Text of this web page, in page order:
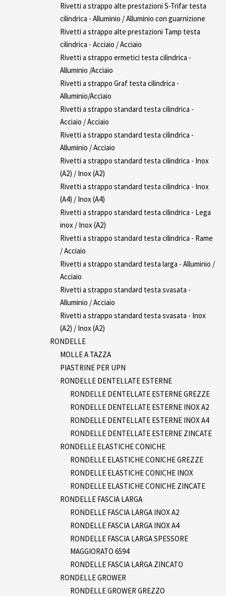
Rivetti a strappo alte prestazioni S-Trifar testa
cilindrica - Alluminio / Alluminio con guarnizione
Rivetti a strappo alte prestazioni Tamp testa
cilindrica - Acciaio / Acciaio
Rivetti a strappo ermetici testa cilindrica -
Alluminio /Acciaio
Rivetti a strappo Graf testa cilindrica -
Alluminio/Acciaio
Rivetti a strappo standard testa cilindrica -
Acciaio / Acciaio
Rivetti a strappo standard testa cilindrica -
Alluminio / Acciaio
Rivetti a strappo standard testa cilindrica - Inox
(A2) / Inox (A2)
Rivetti a strappo standard testa cilindrica - Inox
(A4) / Inox (A4)
Rivetti a strappo standard testa cilindrica - Lega
inox / Inox (A2)
Rivetti a strappo standard testa cilindrica - Rame
/ Acciaio
Rivetti a strappo standard testa larga - Alluminio /
Acciaio
Rivetti a strappo standard testa svasata -
Alluminio / Acciaio
Rivetti a strappo standard testa svasata - Inox
(A2) / Inox (A2)
RONDELLE
MOLLE A TAZZA
PIASTRINE PER UPN
RONDELLE DENTELLATE ESTERNE
RONDELLE DENTELLATE ESTERNE GREZZE
RONDELLE DENTELLATE ESTERNE INOX A2
RONDELLE DENTELLATE ESTERNE INOX A4
RONDELLE DENTELLATE ESTERNE ZINCATE
RONDELLE ELASTICHE CONICHE
RONDELLE ELASTICHE CONICHE GREZZE
RONDELLE ELASTICHE CONICHE INOX
RONDELLE ELASTICHE CONICHE ZINCATE
RONDELLE FASCIA LARGA
RONDELLE FASCIA LARGA INOX A2
RONDELLE FASCIA LARGA INOX A4
RONDELLE FASCIA LARGA SPESSORE
MAGGIORATO 6594
RONDELLE FASCIA LARGA ZINCATO
RONDELLE GROWER
RONDELLE GROWER GREZZO